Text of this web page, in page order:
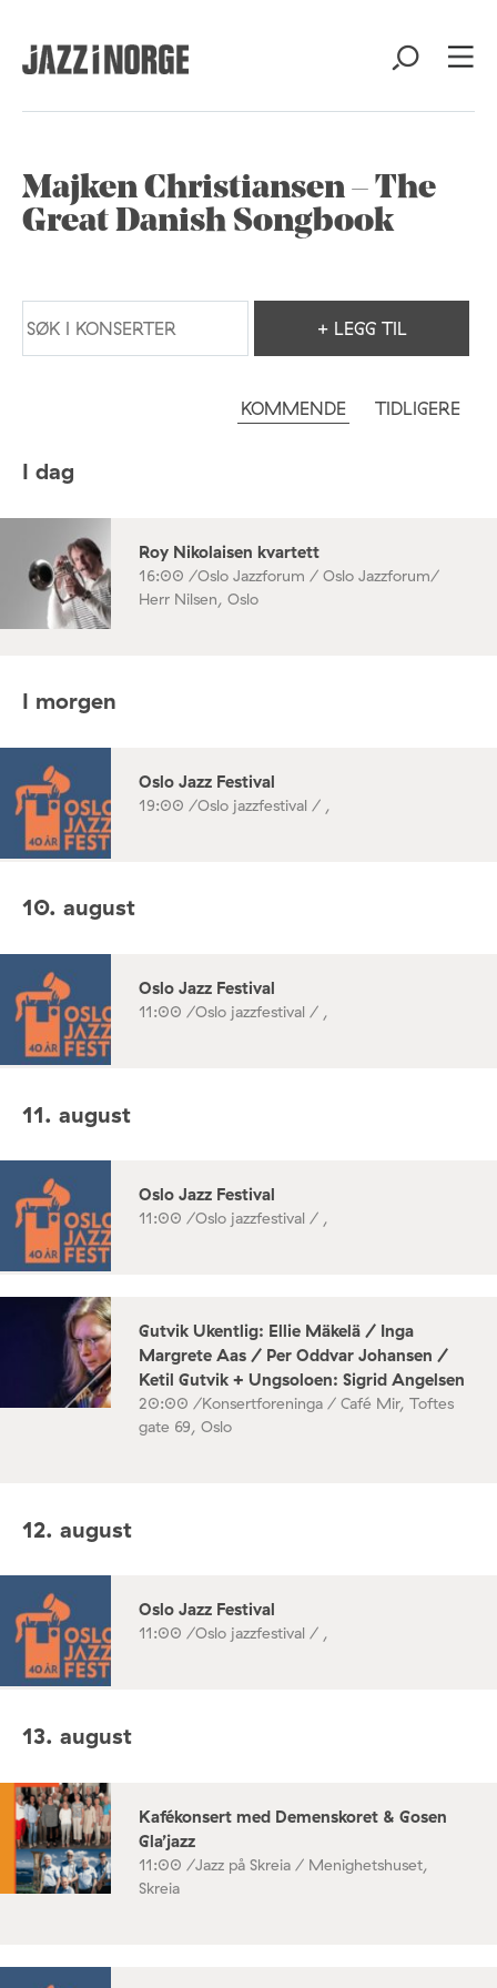
Majken Christiansen – The
Great Danish Songbook
+ LEGG TIL
KOMMENDE TIDLIGERE
I dag
Roy Nikolaisen kvartett
16:00 /Oslo Jazzforum / Oslo Jazzforum/
Herr Nilsen, Oslo
I morgen
Oslo Jazz Festival
19:00 /Oslo jazzfestival / ,
10. august
Oslo Jazz Festival
11:00 /Oslo jazzfestival / ,
11. august
Oslo Jazz Festival
11:00 /Oslo jazzfestival / ,
Gutvik Ukentlig: Ellie Mäkelä / Inga
Margrete Aas / Per Oddvar Johansen /
Ketil Gutvik + Ungsoloen: Sigrid Angelsen
20:00 /Konsertforeninga / Café Mir, Toftes
gate 69, Oslo
12. august
Oslo Jazz Festival
11:00 /Oslo jazzfestival / ,
13. august
Kafékonsert med Demenskoret & Gosen
Gla’jazz
11:00 /Jazz på Skreia / Menighetshuset,
Skreia